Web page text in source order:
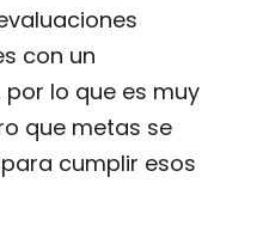
con un
lo que es muy
que metas se
cumplir esos